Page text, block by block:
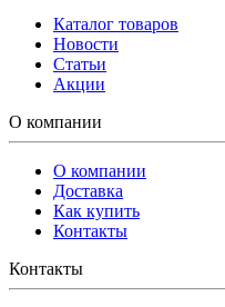
Каталог товаров
Новости
Статьи
Акции
О компании
О компании
Доставка
Как купить
Контакты
Контакты